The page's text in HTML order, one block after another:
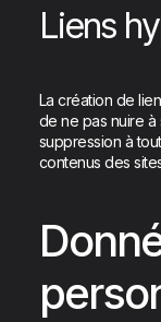
Liens
La création de
de ne pas nuire à
suppression à
contenus des